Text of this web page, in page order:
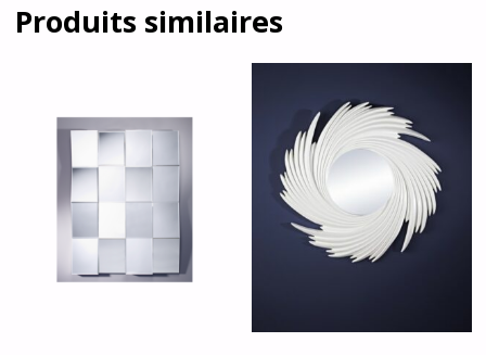
Produits similaires